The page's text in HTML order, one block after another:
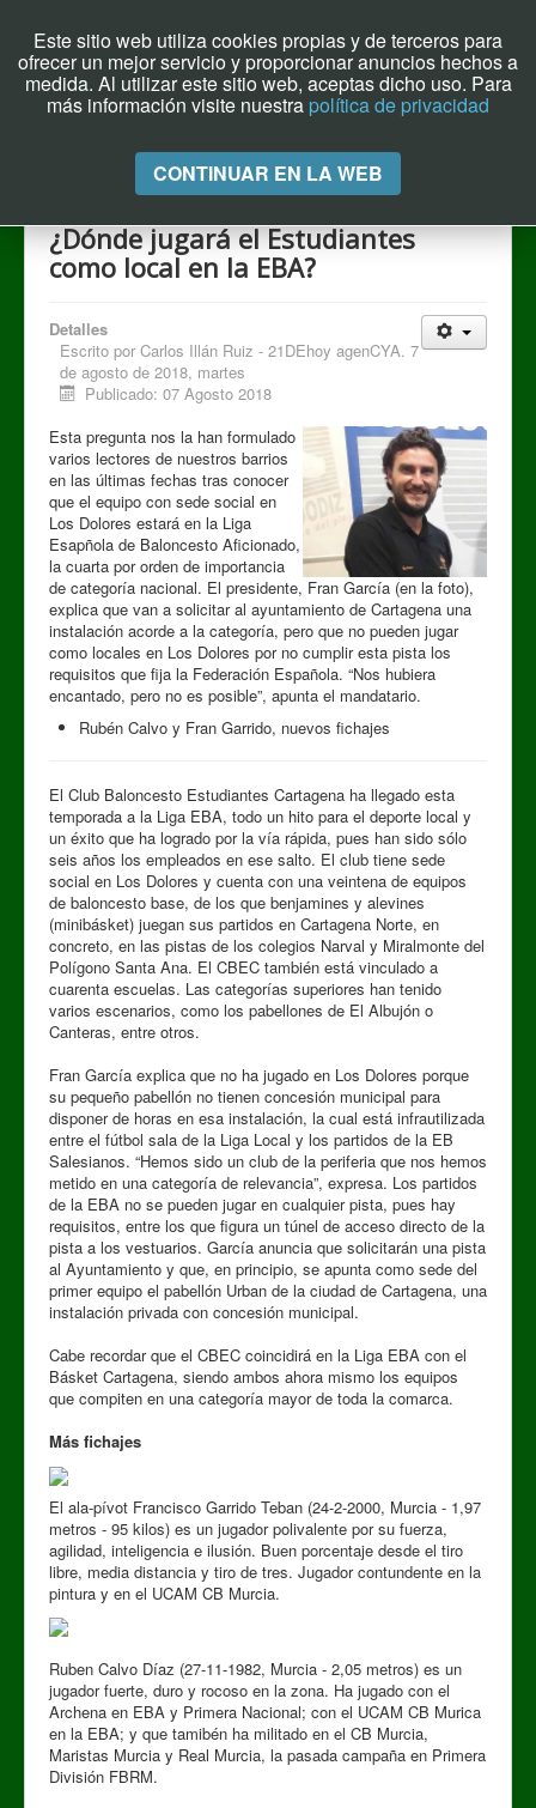
Archivo el Puente de Hoy
Cambiar
navegación
¿Dónde jugará el Estudiantes
como local en la EBA?
Detalles
Escrito por Carlos Illán Ruiz - 21DEhoy agenCYA. 7
de agosto de 2018, martes
Publicado: 07 Agosto 2018
Esta pregunta nos la han formulado
varios lectores de nuestros barrios
en las últimas fechas tras conocer
que el equipo con sede social en
Los Dolores estará en la Liga
Esapñola de Baloncesto Aficionado,
la cuarta por orden de importancia
de categoría nacional. El presidente, Fran García (en la foto),
explica que van a solicitar al ayuntamiento de Cartagena una
instalación acorde a la categoría, pero que no pueden jugar
como locales en Los Dolores por no cumplir esta pista los
requisitos que fija la Federación Española. “Nos hubiera
encantado, pero no es posible”, apunta el mandatario.
Rubén Calvo y Fran Garrido, nuevos fichajes
El Club Baloncesto Estudiantes Cartagena ha llegado esta
temporada a la Liga EBA, todo un hito para el deporte local y
un éxito que ha logrado por la vía rápida, pues han sido sólo
seis años los empleados en ese salto. El club tiene sede
social en Los Dolores y cuenta con una veintena de equipos
de baloncesto base, de los que benjamines y alevines
(minibásket) juegan sus partidos en Cartagena Norte, en
concreto, en las pistas de los colegios Narval y Miralmonte del
Polígono Santa Ana. El CBEC también está vinculado a
cuarenta escuelas. Las categorías superiores han tenido
varios escenarios, como los pabellones de El Albujón o
Canteras, entre otros.
Fran García explica que no ha jugado en Los Dolores porque
su pequeño pabellón no tienen concesión municipal para
disponer de horas en esa instalación, la cual está infrautilizada
entre el fútbol sala de la Liga Local y los partidos de la EB
Salesianos. “Hemos sido un club de la periferia que nos hemos
metido en una categoría de relevancia”, expresa. Los partidos
de la EBA no se pueden jugar en cualquier pista, pues hay
requisitos, entre los que figura un túnel de acceso directo de la
pista a los vestuarios. García anuncia que solicitarán una pista
al Ayuntamiento y que, en principio, se apunta como sede del
primer equipo el pabellón Urban de la ciudad de Cartagena, una
instalación privada con concesión municipal.
Cabe recordar que el CBEC coincidirá en la Liga EBA con el
Básket Cartagena, siendo ambos ahora mismo los equipos
que compiten en una categoría mayor de toda la comarca.
Más fichajes
El ala-pívot Francisco Garrido Teban (24-2-2000, Murcia - 1,97
metros - 95 kilos) es un jugador polivalente por su fuerza,
agilidad, inteligencia e ilusión. Buen porcentaje desde el tiro
libre, media distancia y tiro de tres. Jugador contundente en la
pintura y en el UCAM CB Murcia.
Ruben Calvo Díaz (27-11-1982, Murcia - 2,05 metros) es un
jugador fuerte, duro y rocoso en la zona. Ha jugado con el
Archena en EBA y Primera Nacional; con el UCAM CB Murica
en la EBA; y que tamibén ha militado en el CB Murcia,
Maristas Murcia y Real Murcia, la pasada campaña en Primera
División FBRM.
Este sitio web utiliza cookies propias y de terceros para
ofrecer un mejor servicio y proporcionar anuncios hechos a
medida. Al utilizar este sitio web, aceptas dicho uso. Para
más información visite nuestra política de privacidad
CONTINUAR EN LA WEB